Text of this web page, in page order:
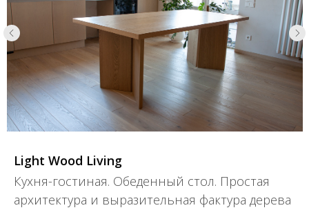
Light Wood Living
Кухня-гостиная. Обеденный стол. Простая
архитектура и выразительная фактура дерева